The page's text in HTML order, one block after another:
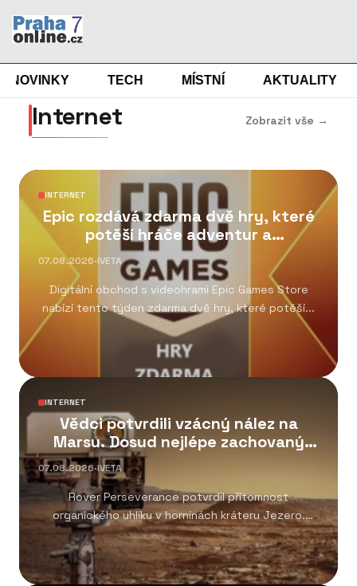
NOVINKY TECH MÍSTNÍ AKTUALITY
Internet Zobrazit vše →
INTERNET
Epic rozdává zdarma dvě hry, které
potěší hráče adventur a
kooperativních her
07.08.2026·IVETA
Digitální obchod s videohrami Epic Games Store
nabízí tento týden zdarma dvě hry, které potěší...
INTERNET
Vědci potvrdili vzácný nález na
Marsu. Dosud nejlépe zachovaný
organický uhlík
07.08.2026·IVETA
Rover Perseverance potvrdil přítomnost
organického uhlíku v horninách kráteru Jezero.
Objev patří k nejvýznamnějším výsledkům...